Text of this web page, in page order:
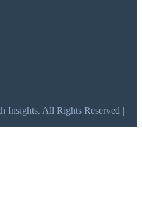
All Rights Reserved |